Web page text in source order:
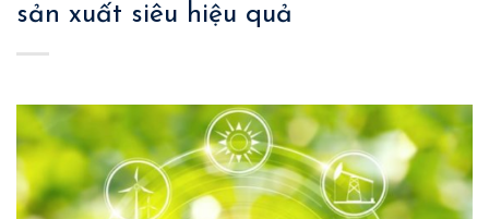
sản xuất siêu hiệu quả